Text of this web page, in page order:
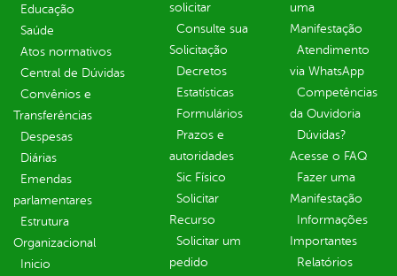
Educação
Saúde
Atos normativos
Central de Dúvidas
Convênios e
Transferências
Despesas
Diárias
Emendas
parlamentares
Estrutura
Organizacional
Inicio
solicitar
Consulte sua
Solicitação
Decretos
Estatísticas
Formulários
Prazos e
autoridades
Sic Físico
Solicitar
Recurso
Solicitar um
pedido
uma
Manifestação
Atendimento
via WhatsApp
Competências
da Ouvidoria
Dúvidas?
Acesse o FAQ
Fazer uma
Manifestação
Informações
Importantes
Relatórios